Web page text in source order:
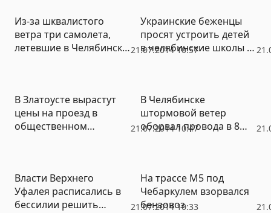
21.07.2014 10:57
Из-за шквалистого
ветра три самолета,
летевшие в Челябинск,
Украинские беженцы
просят устроить детей
в челябинские школы и
21.07.2014 10:47
В Златоусте вырастут
цены на проезд в
общественном
В Челябинске
штормовой ветер
оборвал провода в 8
21.07.2014 10:33
Власти Верхнего
Уфалея расписались в
бессилии решить
На трассе М5 под
Чебаркулем взорвался
бензовоз